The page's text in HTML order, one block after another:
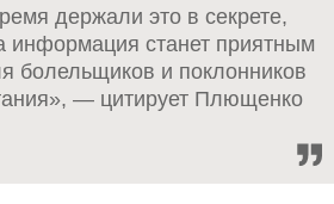
держали это в секрете,
информация станет приятным
болельщиков и поклонников
— цитирует Плющенко